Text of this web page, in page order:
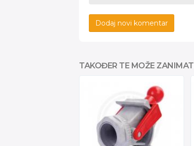
Dodaj novi komentar
TAKOĐER TE MOŽE ZANIMATI